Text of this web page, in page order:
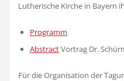
Lutherische Kirche in Bayern
Programm
AbstractVortrag Dr.
Für die Organisation der